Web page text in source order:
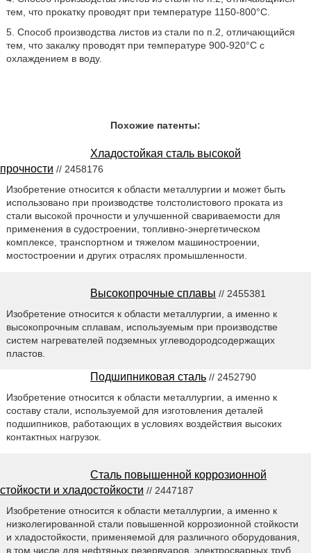
тем, что прокатку проводят при температуре 1150-800°C.
5. Способ производства листов из стали по п.2, отличающийся
тем, что закалку проводят при температуре 900-920°C с
охлаждением в воду.
Похожие патенты:
Хладостойкая сталь высокой
прочности // 2458176
Изобретение относится к области металлургии и может быть
использовано при производстве толстолистового проката из
стали высокой прочности и улучшенной свариваемости для
применения в судостроении, топливно-энергетическом
комплексе, транспортном и тяжелом машиностроении,
мостостроении и других отраслях промышленности.
Высокопрочные сплавы // 2455381
Изобретение относится к области металлургии, а именно к
высокопрочным сплавам, используемым при производстве
систем нагревателей подземных углеводородсодержащих
пластов.
Подшипниковая сталь // 2452790
Изобретение относится к области металлургии, а именно к
составу стали, используемой для изготовления деталей
подшипников, работающих в условиях воздействия высоких
контактных нагрузок.
Сталь повышенной коррозионной
стойкости и хладостойкости // 2447187
Изобретение относится к области металлургии, а именно к
низколегированной стали повышенной коррозионной стойкости
и хладостойкости, применяемой для различного оборудования,
в том числе для нефтяных резервуаров, электросварных труб